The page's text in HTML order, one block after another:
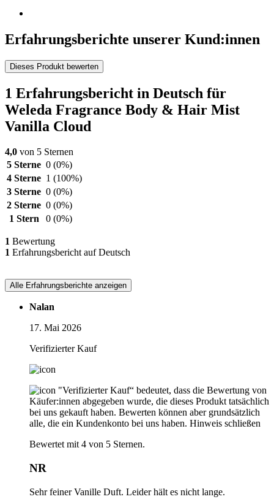
Erfahrungsberichte unserer Kund:innen
Dieses Produkt bewerten
1 Erfahrungsbericht in Deutsch für
Weleda Fragrance Body & Hair Mist
Vanilla Cloud
4,0 von 5 Sternen
5 Sterne 0 (0%)
4 Sterne 1 (100%)
3 Sterne 0 (0%)
2 Sterne 0 (0%)
1 Stern
0 (0%)
1 Bewertung
1 Erfahrungsbericht auf Deutsch
Alle Erfahrungsberichte anzeigen
Nalan
17. Mai 2026
Verifizierter Kauf
"Verifizierter Kauf“ bedeutet, dass die Bewertung von
Käufer:innen abgegeben wurde, die dieses Produkt tatsächlich
bei uns gekauft haben. Bewerten können aber grundsätzlich
alle, die ein Kundenkonto bei uns haben. Hinweis schließen
Bewertet mit 4 von 5 Sternen.
NR
Sehr feiner Vanille Duft. Leider hält es nicht lange.